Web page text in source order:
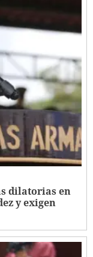
dilatorias en
y exigen